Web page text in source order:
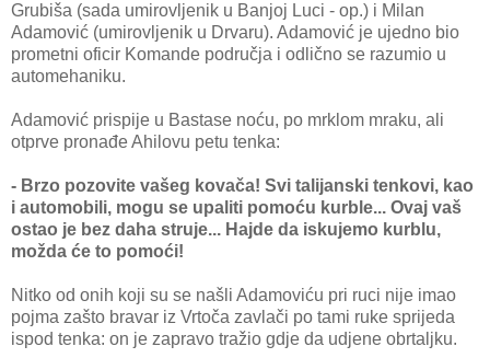
Grubiša (sada umirovljenik u Banjoj Luci - op.) i Milan
Adamović (umirovljenik u Drvaru). Adamović je ujedno bio
prometni oficir Komande područja i odlično se razumio u
automehaniku.
Adamović prispije u Bastase noću, po mrklom mraku, ali
otprve pronađe Ahilovu petu tenka:
- Brzo pozovite vašeg kovača! Svi talijanski tenkovi, kao
i automobili, mogu se upaliti pomoću kurble... Ovaj vaš
ostao je bez daha struje... Hajde da iskujemo kurblu,
možda će to pomoći!
Nitko od onih koji su se našli Adamoviću pri ruci nije imao
pojma zašto bravar iz Vrtoča zavlači po tami ruke sprijeda
ispod tenka: on je zapravo tražio gdje da udjene obrtaljku.